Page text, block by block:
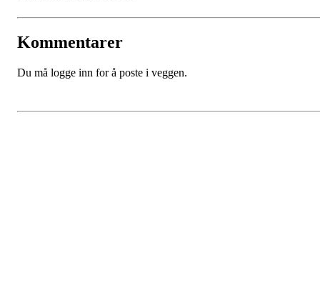
Kommentarer
Du må logge inn for å poste i veggen.